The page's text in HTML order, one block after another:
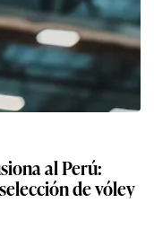
al Perú:
de vóley